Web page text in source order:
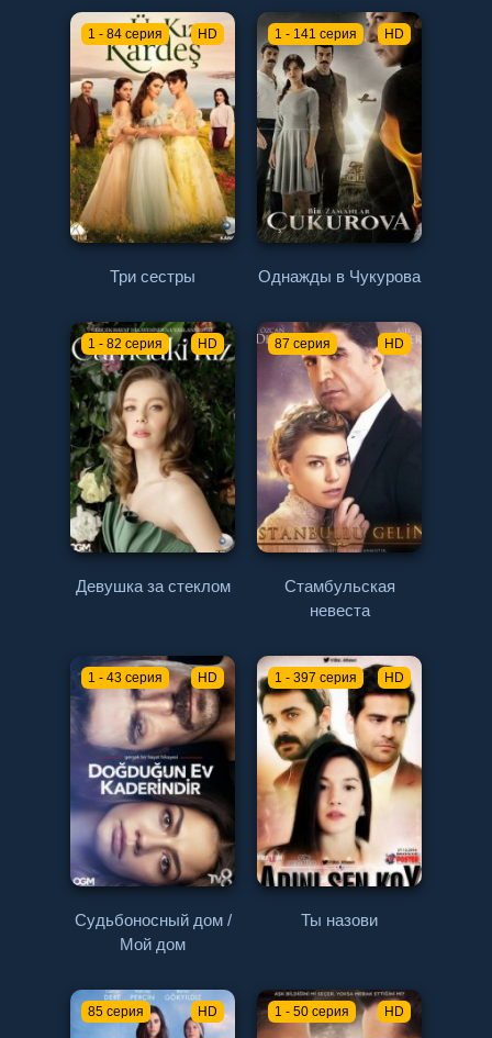
1 - 84 серия HD
Три сестры
1 - 141 серия HD
Однажды в Чукурова
1 - 82 серия HD
Девушка за стеклом
87 серия HD
Стамбульская
невеста
1 - 43 серия HD
Судьбоносный дом /
Мой дом
1 - 397 серия HD
Ты назови
85 серия HD 1 - 50 серия HD